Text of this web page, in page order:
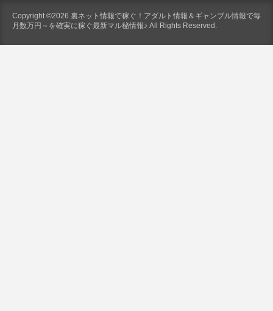
Copyright ©2026 裏ネット情報で稼ぐ！アダルト情報＆ギャンブル情報で毎
月数万円～を確実に稼ぐ最新マル秘情報♪ All Rights Reserved.